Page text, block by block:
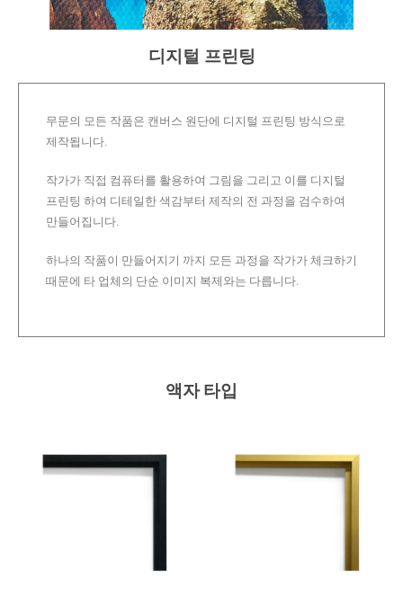
디지털 프린팅
무문의 모든 작품은 캔버스 원단에 디지털 프린팅 방식으로
제작됩니다.
작가가 직접 컴퓨터를 활용하여 그림을 그리고 이를 디지털
프린팅 하여 디테일한 색감부터 제작의 전 과정을 검수하여
만들어집니다.
하나의 작품이 만들어지기 까지 모든 과정을 작가가 체크하기
때문에 타 업체의 단순 이미지 복제와는 다릅니다.
액자 타입